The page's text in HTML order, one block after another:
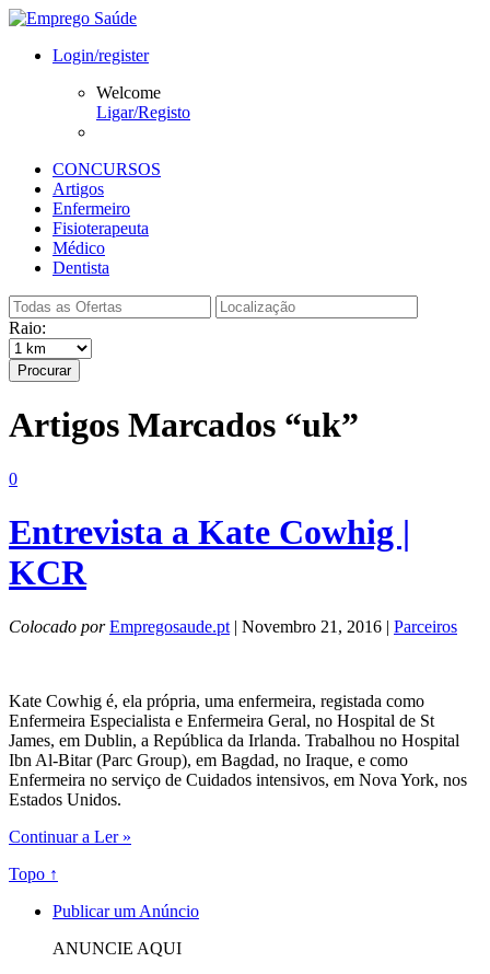
Login/register
Welcome
Ligar/Registo
CONCURSOS
Artigos
Enfermeiro
Fisioterapeuta
Médico
Dentista
Raio:
Procurar
Artigos Marcados “uk”
0
Entrevista a Kate Cowhig |
KCR
Colocado por Empregosaude.pt | Novembro 21, 2016 | Parceiros
Kate Cowhig é, ela própria, uma enfermeira, registada como
Enfermeira Especialista e Enfermeira Geral, no Hospital de St
James, em Dublin, a República da Irlanda. Trabalhou no Hospital
Ibn Al-Bitar (Parc Group), em Bagdad, no Iraque, e como
Enfermeira no serviço de Cuidados intensivos, em Nova York, nos
Estados Unidos.
Continuar a Ler »
Topo ↑
Publicar um Anúncio
ANUNCIE AQUI